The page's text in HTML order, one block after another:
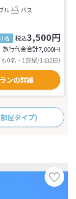
ル
バス
1名 税込3,500円
旅行代金合計7,000円
0名・1部屋/1泊2日)
ンの詳細
屋タイプ)